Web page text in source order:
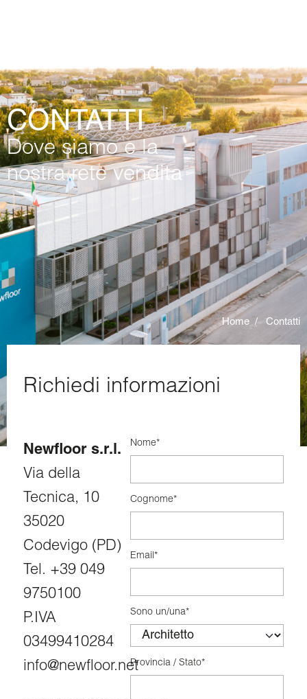
CONTATTI
Dove siamo e la
nostra rete vendita
Home Contatti
Richiedi informazioni
Newfloor s.r.l.
Via della
Tecnica, 10
35020
Codevigo (PD)
Tel. +39 049
9750100
P.IVA
03499410284
info@newfloor.net
Nome*
Cognome*
Email*
Sono un/una*
Provincia / Stato*